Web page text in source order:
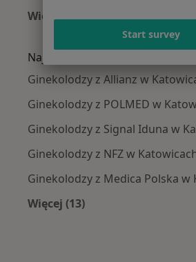
Więcej (15)
Więcej w kategorii:
Najpopularniejsze ubezpieczenia
Ginekolodzy z Allianz w
Ginekolodzy z POLMED w
Ginekolodzy z Signal Iduna w
Ginekolodzy z NFZ w
Ginekolodzy z Medica Polska w
Więcej (13)
Start survey